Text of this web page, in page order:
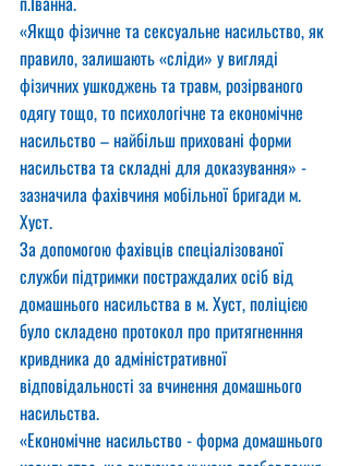
«Якщо фізичне та сексуальне насильство, як
правило, залишають «сліди» у вигляді
фізичних ушкоджень та травм, розірваного
одягу тощо, то психологічне та економічне
насильство – найбільш приховані форми
насильства та складні для доказування» -
зазначила фахівчиня мобільної бригади м.
Хуст.
За допомогою фахівців спеціалізованої
служби підтримки постраждалих осіб від
домашнього насильства в м. Хуст, поліцією
було складено протокол про притягненння
кривдника до адміністративної
відповідальності за вчинення домашнього
насильства.
«Економічне насильство - форма домашнього